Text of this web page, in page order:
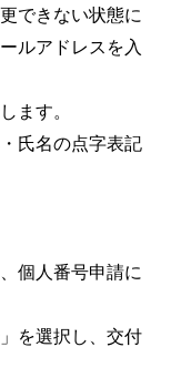
できない状態に
ルアドレスを入
ます。
氏名の点字表記
個人番号申請に
を選択し、交付